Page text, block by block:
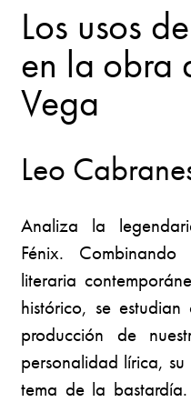
Los usos
en la obra
Vega
Leo
Analiza la
Fénix.
literaria
histórico, se
producción de
personalidad lírica,
tema de la